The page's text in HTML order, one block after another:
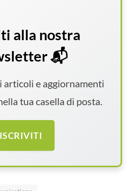
alla nostra
📬
articoli e aggiornamenti
tua casella di posta.
ISCRIVITI